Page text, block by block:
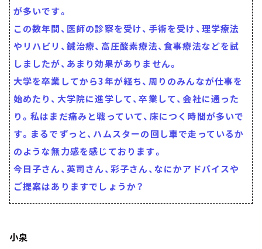
が多いです。
この数年間、医師の診察を受け、手術を受け、理学療法
やリハビリ、鍼治療、高圧酸素療法、食事療法などを試
しましたが、あまり効果がありません。
大学を卒業してから3年が経ち、周りのみんなが仕事を
始めたり、大学院に進学して、卒業して、会社に通った
り。私はまだ痛みと戦っていて、床につく時間が多いで
す。まるでずっと、ハムスターの回し車で走っているか
のような無力感を感じております。
今日子さん、英司さん、彩子さん、なにかアドバイスや
ご提案はありますでしょうか？
小泉